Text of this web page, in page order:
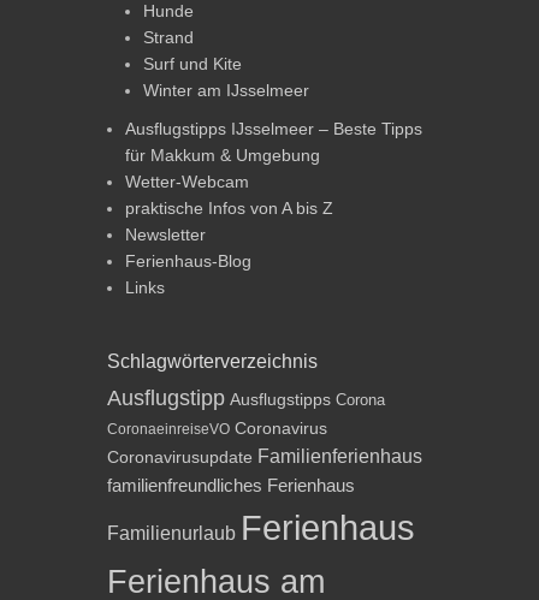
Hunde
Strand
Surf und Kite
Winter am IJsselmeer
Ausflugstipps IJsselmeer – Beste Tipps
für Makkum & Umgebung
Wetter-Webcam
praktische Infos von A bis Z
Newsletter
Ferienhaus-Blog
Links
Schlagwörterverzeichnis
Ausflugstipp Ausflugstipps Corona
CoronaeinreiseVO Coronavirus
Coronavirusupdate Familienferienhaus
familienfreundliches Ferienhaus
Familienurlaub Ferienhaus
Ferienhaus am